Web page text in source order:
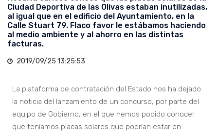
Ciudad Deportiva de las Olivas estaban inutilizadas,
al igual que en el edificio del Ayuntamiento, en la
Calle Stuart 79. Flaco favor le estábamos haciendo
al medio ambiente y al ahorro en las distintas
facturas.
2019/09/25 13:25:53
La plataforma de contratación del Estado nos ha dejado
la noticia del lanzamiento de un concurso, por parte del
equipo de Gobierno, en el que hemos podido conocer
que teníamos placas solares que podrían estar en